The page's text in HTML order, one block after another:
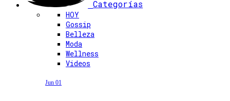
Categorías
HOY
Gossip
Belleza
Moda
Wellness
Videos
Jun 01